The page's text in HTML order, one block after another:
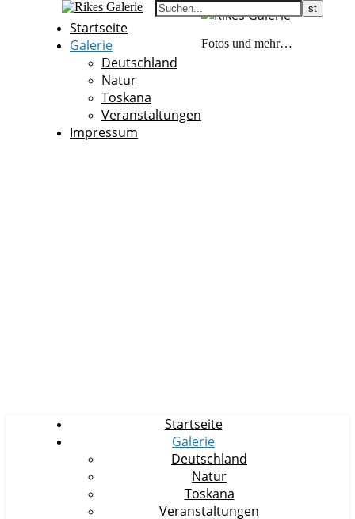
Startseite
Galerie
Deutschland
Natur
Toskana
Veranstaltungen
Impressum
Fotos und mehr…
Startseite
Galerie
Deutschland
Natur
Toskana
Veranstaltungen